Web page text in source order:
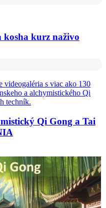
kosha kurz naživo
Qi Gong a Tai